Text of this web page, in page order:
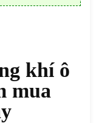
khí ô
mua